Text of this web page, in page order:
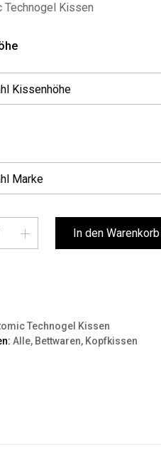
Technogel Kissen
In den Warenkorb
Technogel Kissen
Alle, Bettwaren, Kopfkissen